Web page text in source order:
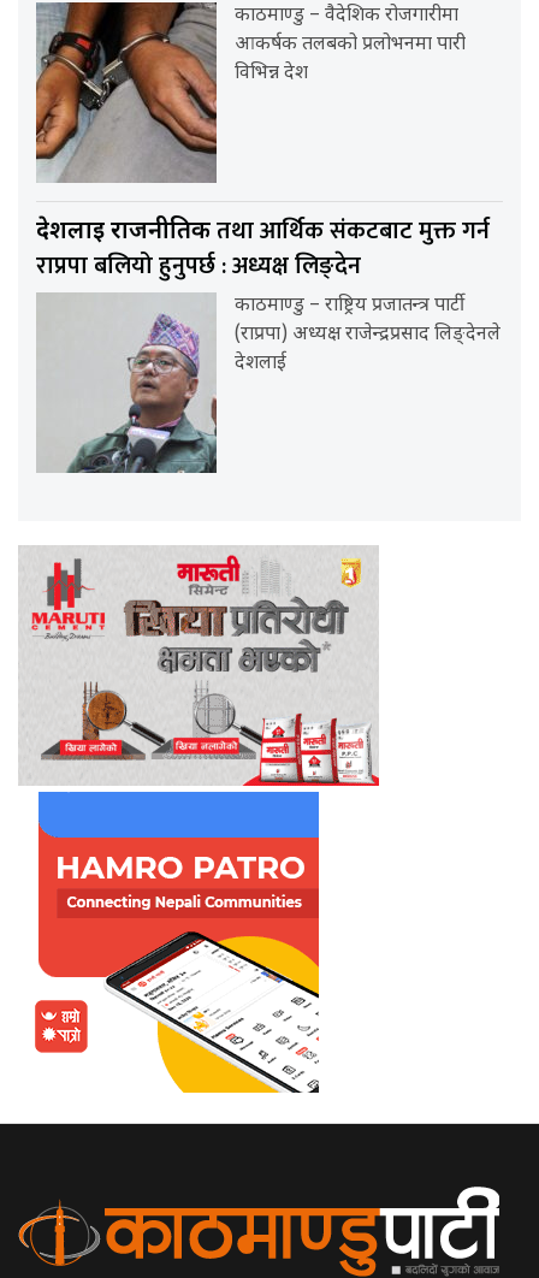
काठमाण्डु – वैदेशिक रोजगारीमा
आकर्षक तलबको प्रलोभनमा पारी
विभिन्न देश
देशलाई राजनीतिकतथा आर्थिक संकटबाट मुक्त गर्न
राप्रपा बलियो हुनुपर्छ : अध्यक्ष लिङ्देन
काठमाण्डु – राष्ट्रिय प्रजातन्त्र पार्टी
(राप्रपा) अध्यक्ष राजेन्द्रप्रसाद लिङ्देनले
देशलाई